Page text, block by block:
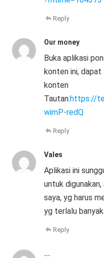
Reply
Our money
Buka aplikasi
konten ini,
konten
Tautan:https://
wimP-redQ
Reply
Vales
Aplikasi ini
untuk
saya, yg harus
yg terlalu
Reply
...